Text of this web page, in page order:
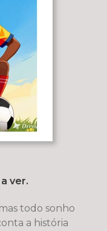
ver.
todo sonho
a história